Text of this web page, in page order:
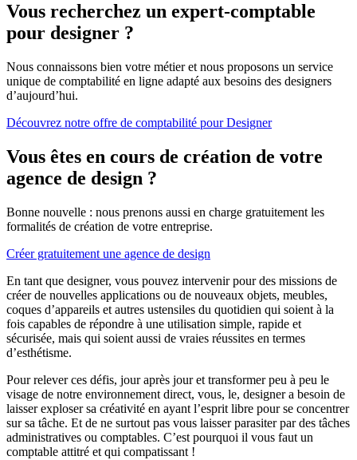
Vous recherchez un expert-comptable
pour designer ?
Nous connaissons bien votre métier et nous proposons un service
unique de comptabilité en ligne adapté aux besoins des designers
d’aujourd’hui.
Découvrez notre offre de comptabilité pour Designer
Vous êtes en cours de création de votre
agence de design ?
Bonne nouvelle : nous prenons aussi en charge gratuitement les
formalités de création de votre entreprise.
Créer gratuitement une agence de design
En tant que designer, vous pouvez intervenir pour des missions de
créer de nouvelles applications ou de nouveaux objets, meubles,
coques d’appareils et autres ustensiles du quotidien qui soient à la
fois capables de répondre à une utilisation simple, rapide et
sécurisée, mais qui soient aussi de vraies réussites en termes
d’esthétisme.
Pour relever ces défis, jour après jour et transformer peu à peu le
visage de notre environnement direct, vous, le, designer a besoin de
laisser exploser sa créativité en ayant l’esprit libre pour se concentrer
sur sa tâche. Et de ne surtout pas vous laisser parasiter par des tâches
administratives ou comptables. C’est pourquoi il vous faut un
comptable attitré et qui compatissant !